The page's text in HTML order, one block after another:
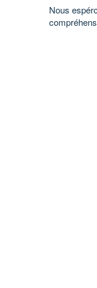
Nous